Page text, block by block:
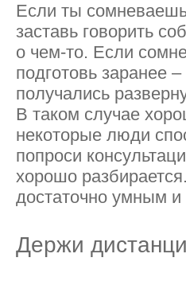
Если ты
заставь говорить
о чем-то. Если
подготовь заранее
получались
В таком случае
некоторые люди
попроси
хорошо
достаточно умным
Держи